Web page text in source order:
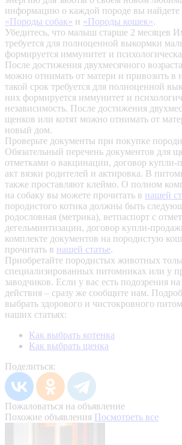
информацию о каждой породе вы найдете
«Породы собак» и «Породы кошек».
Убедитесь, что малыш старше 2 месяцев
требуется для полноценной выкормки
формируется иммунитет и
После достижения двухмесячного
можно отнимать от матери и привозить
такой срок требуется для полноценной
них формируется иммунитет и
независимость. После достижения
щенков или котят можно отнимать от
новый дом.
Проверьте документы при покупке
Обязательный перечень документов для
отметками о вакцинации, договор купли-
акт вязки родителей и актировка. В
также проставляют клеймо. О полном
на собаку вы можете прочитать в нашей
породистого котика должны быть
родословная (метрика), ветпаспорт с
дегельминтизации, договор купли-
комплекте документов на породистую
прочитать в нашей статье.
Приобретайте породистых животных
специализированных питомниках или у
заводчиков. Если у вас есть подозрения
действия – сразу же сообщите нам.
выбрать здорового и чистокровного
наших статьях:
Как выбрать котенка
Как выбрать щенка
Поделиться:
Пожаловаться на объявление
Похожие объявления Посмотреть все